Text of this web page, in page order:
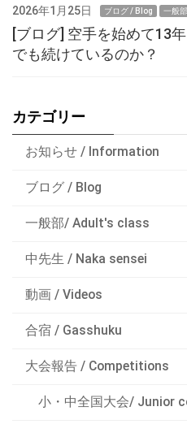
2026年1月25日 ブログ / Blog 一般
[ブログ] 空手を始めて13
でも続けているのか？
カテゴリー
お知らせ / Information
ブログ / Blog
一般部/ Adult's class
中先生 / Naka sensei
動画 / Videos
合宿 / Gasshuku
大会報告 / Competitions
小・中全国大会/ Junior